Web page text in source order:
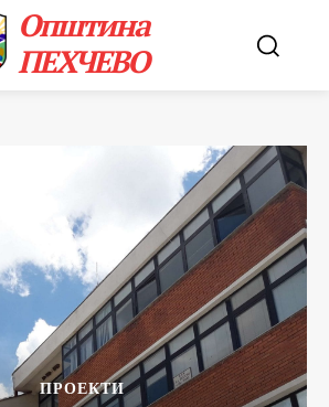
Општина
ПЕХЧЕВО
ПРОЕКТИ